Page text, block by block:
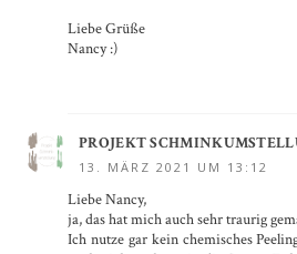
Liebe Grüße
Nancy :)
PROJEKT
13. MÄRZ 2021 UM 13:12
Liebe Nancy,
ja, das hat mich auch sehr traurig
Ich nutze gar kein chemisches